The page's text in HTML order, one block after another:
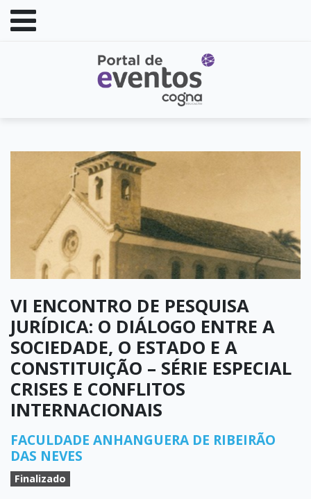
VI ENCONTRO DE PESQUISA
JURÍDICA: O DIÁLOGO ENTRE A
SOCIEDADE, O ESTADO E A
CONSTITUIÇÃO – SÉRIE ESPECIAL
CRISES E CONFLITOS
INTERNACIONAIS
FACULDADE ANHANGUERA DE RIBEIRÃO
DAS NEVES
Finalizado